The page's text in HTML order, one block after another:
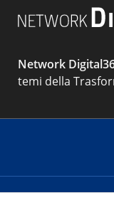
Network
temi della